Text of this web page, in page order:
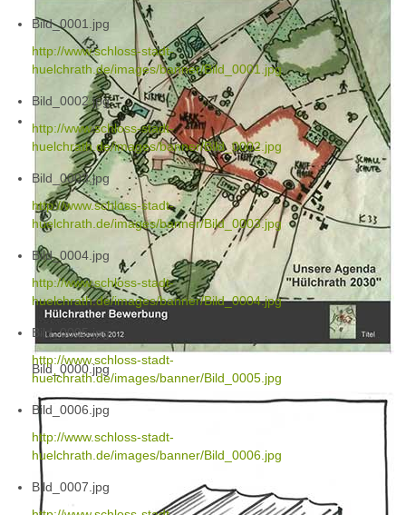
Bild_0000.jpg
Bild_0001.jpg
http://www.schloss-stadt-
huelchrath.de/images/banner/Bild_0001.jpg
Bild_0002.jpg
http://www.schloss-stadt-
huelchrath.de/images/banner/Bild_0002.jpg
Bild_0003.jpg
http://www.schloss-stadt-
huelchrath.de/images/banner/Bild_0003.jpg
Bild_0004.jpg
http://www.schloss-stadt-
huelchrath.de/images/banner/Bild_0004.jpg
Bild_0005.jpg
http://www.schloss-stadt-
huelchrath.de/images/banner/Bild_0005.jpg
Bild_0006.jpg
http://www.schloss-stadt-
huelchrath.de/images/banner/Bild_0006.jpg
Bild_0007.jpg